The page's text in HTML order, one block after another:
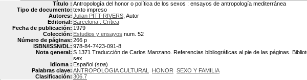
Título : Antropología del honor o política de los sexos : ensayos de antropología mediterránea
Tipo de documento: texto impreso
Autores: Julian PITT-RIVERS , Autor
Editorial: Barcelona : Crítica
Fecha de publicación: 1979
Colección: Estudios y ensayos num. 52
Número de páginas: 266 p
ISBN/ISSN/DL: 978-84-7423-091-8
Nota general: S 1371 Traducción de Carlos Manzano. Referencias bibliográficas al pie de las páginas.
sex
Idioma : Español (spa)
Palabras clave: ANTROPOLOGIA CULTURAL HONOR SEXO Y FAMILIA
Clasificación: 306.7